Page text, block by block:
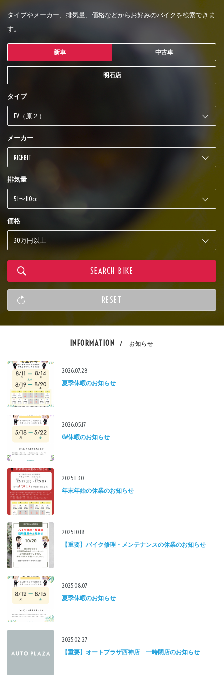
タイプやメーカー、排気量、価格などからお好みのバイクを検索できま
す。
新車 中古車
明石店
タイプ
メーカー
排気量
価格
INFORMATION / お知らせ
2026.07.28
夏季休暇のお知らせ
2026.05.17
GW休暇のお知らせ
2025.11.30
年末年始の休業のお知らせ
2025.10.18
【重要】バイク修理・メンテナンスの休業のお知らせ
2025.08.07
夏季休暇のお知らせ
2025.02.27
【重要】オートプラザ西神店 一時閉店のお知らせ